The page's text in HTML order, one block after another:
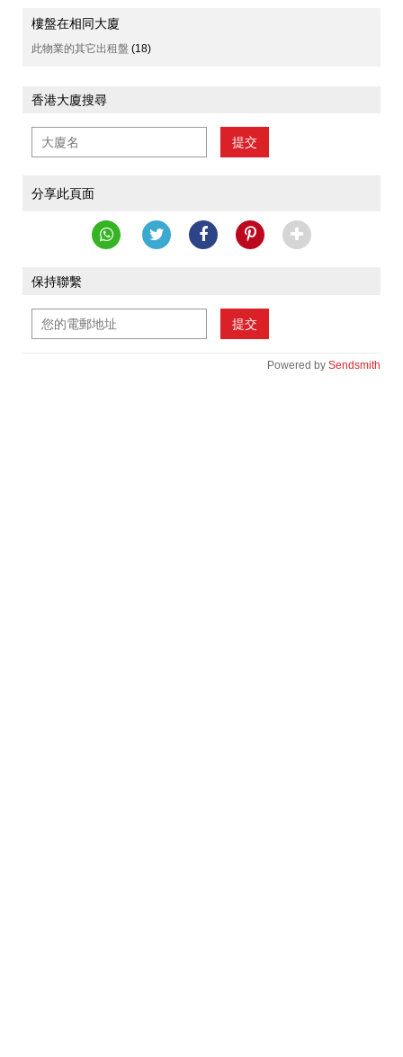
樓盤在相同大廈
此物業的其它出租盤 (18)
香港大廈搜尋
提交
分享此頁面
保持聯繫
提交
Powered by Sendsmith